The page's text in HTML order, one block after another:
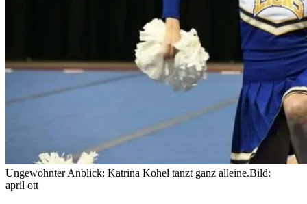
Ungewohnter Anblick: Katrina Kohel tanzt ganz alleine.Bild:
april ott